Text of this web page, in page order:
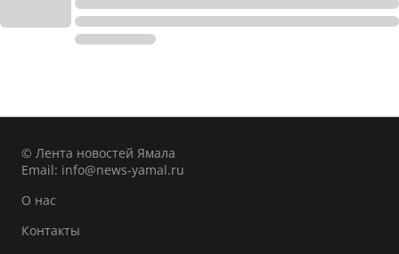
© Лента новостей Ямала
Email: info@news-yamal.ru
О нас
Контакты